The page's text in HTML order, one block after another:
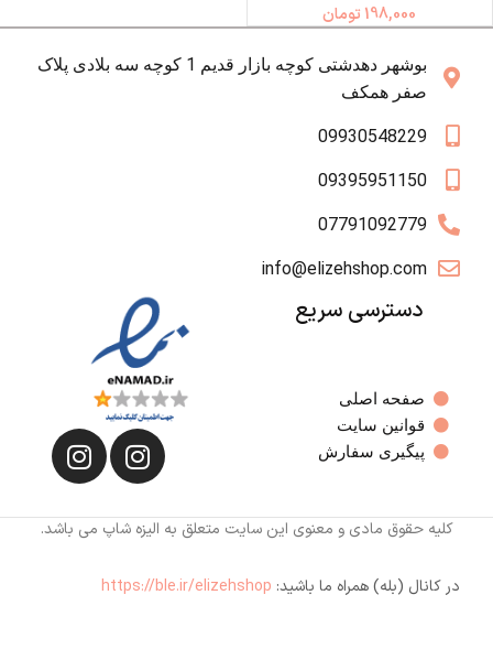
198,000 تومان
بوشهر دهدشتی کوچه بازار قدیم 1 کوچه سه بلادی پلاک
صفر همکف
09930548229
09395951150
07791092779
info@elizehshop.com
دسترسی سریع
صفحه اصلی
قوانین سایت
پیگیری سفارش
کلیه حقوق مادی و معنوی این سایت متعلق به الیزه شاپ می باشد.
در کانال (بله) همراه ما باشید: https://ble.ir/elizehshop